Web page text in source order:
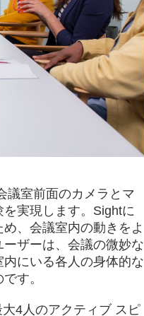
議室前面のカメラとマ
実現します。Sightに
、会議室内の動きをよ
ザーは、会議の微妙な
にいる各人の身体的な
す。
4人のアクティブ スピ